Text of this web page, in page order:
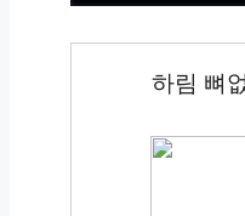
하림 뼈